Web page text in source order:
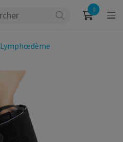
0
Lymphœdème